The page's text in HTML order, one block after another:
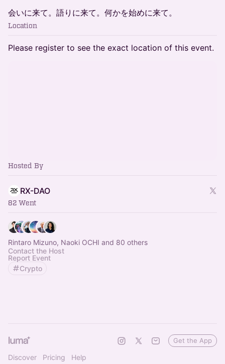
会いに来て。語りに来て。何かを始めに来て。
Location
Please register to see the exact location of this event.
Hosted By
RX-DAO
82 Went
Rintaro Mizuno, Naoki OCHI and 80 others
Contact the Host
Report Event
Crypto
Discover Pricing Help
Get the App